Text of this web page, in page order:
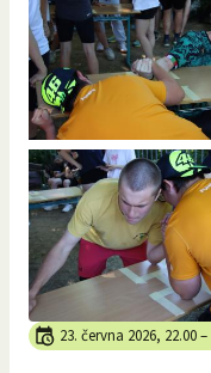
23. června 2026, 22.00–